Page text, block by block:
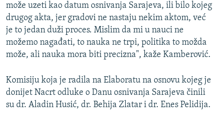
može uzeti kao datum osnivanja Sarajeva, ili bilo kojeg
drugog akta, jer gradovi ne nastaju nekim aktom, već
je to jedan duži proces. Mislim da mi u nauci ne
možemo nagađati, to nauka ne trpi, politika to možda
može, ali nauka mora biti precizna", kaže Kamberović.
Komisiju koja je radila na Elaboratu na osnovu kojeg je
donijet Nacrt odluke o Danu osnivanja Sarajeva činili
su dr. Aladin Husić, dr. Behija Zlatar i dr. Enes Pelidija.